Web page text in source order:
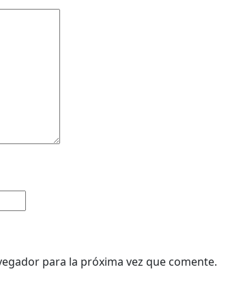
para la próxima vez que comente.